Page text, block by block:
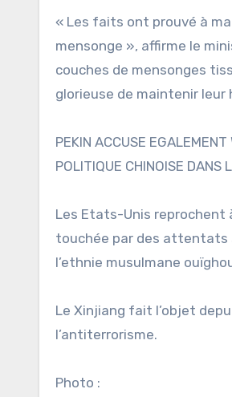
« Les faits ont prouvé à
mensonge », affirme le
couches de mensonges
glorieuse de maintenir
PEKIN ACCUSE
POLITIQUE CHINOISE DANS
Les Etats-Unis reprochent
touchée par des attentats
l’ethnie musulmane
Le Xinjiang fait l’objet
l’antiterrorisme.
Photo :